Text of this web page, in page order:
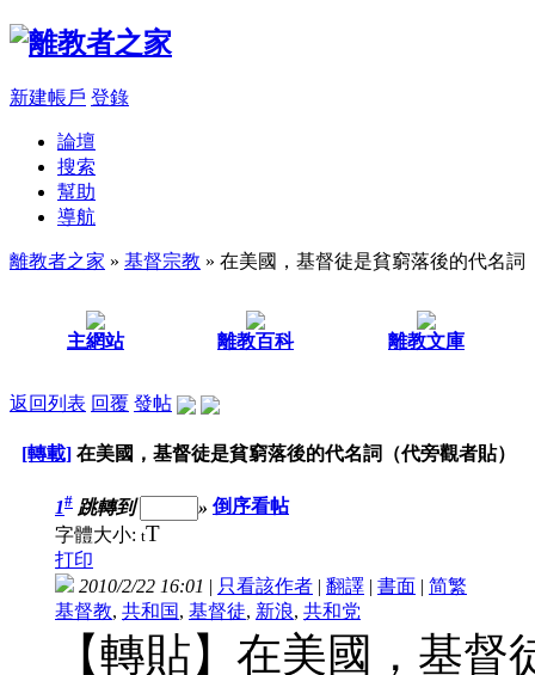
新建帳戶 登錄
論壇
搜索
幫助
導航
離教者之家 » 基督宗教 » 在美國，基督徒是貧窮落後的代名詞
主網站 離教百科 離教文庫
返回列表 回覆 發帖
[轉載] 在美國，基督徒是貧窮落後的代名詞（代旁觀者貼）
1# 跳轉到 » 倒序看帖
字體大小: tT
打印
2010/2/22 16:01 | 只看該作者 | 翻譯 | 書面 | 简繁
基督教, 共和国, 基督徒, 新浪, 共和党
【轉貼】在美國，基